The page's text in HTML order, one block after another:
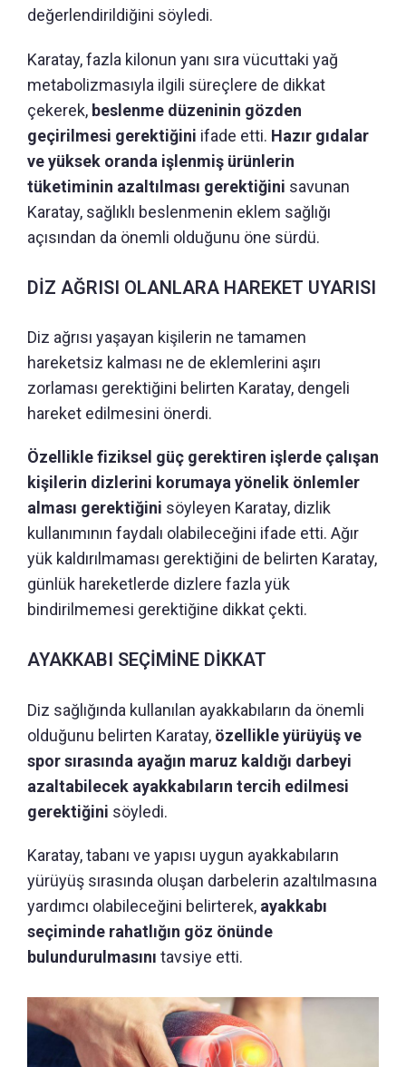
değerlendirildiğini söyledi.
Karatay, fazla kilonun yanı sıra vücuttaki yağ
metabolizmasıyla ilgili süreçlere de dikkat
çekerek, beslenme düzeninin gözden
geçirilmesi gerektiğini ifade etti. Hazır gıdalar
ve yüksek oranda işlenmiş ürünlerin
tüketiminin azaltılması gerektiğini savunan
Karatay, sağlıklı beslenmenin eklem sağlığı
açısından da önemli olduğunu öne sürdü.
DİZ AĞRISI OLANLARA HAREKET UYARISI
Diz ağrısı yaşayan kişilerin ne tamamen
hareketsiz kalması ne de eklemlerini aşırı
zorlaması gerektiğini belirten Karatay, dengeli
hareket edilmesini önerdi.
Özellikle fiziksel güç gerektiren işlerde çalışan
kişilerin dizlerini korumaya yönelik önlemler
alması gerektiğini söyleyen Karatay, dizlik
kullanımının faydalı olabileceğini ifade etti. Ağır
yük kaldırılmaması gerektiğini de belirten Karatay,
günlük hareketlerde dizlere fazla yük
bindirilmemesi gerektiğine dikkat çekti.
AYAKKABI SEÇİMİNE DİKKAT
Diz sağlığında kullanılan ayakkabıların da önemli
olduğunu belirten Karatay, özellikle yürüyüş ve
spor sırasında ayağın maruz kaldığı darbeyi
azaltabilecek ayakkabıların tercih edilmesi
gerektiğini söyledi.
Karatay, tabanı ve yapısı uygun ayakkabıların
yürüyüş sırasında oluşan darbelerin azaltılmasına
yardımcı olabileceğini belirterek, ayakkabı
seçiminde rahatlığın göz önünde
bulundurulmasını tavsiye etti.